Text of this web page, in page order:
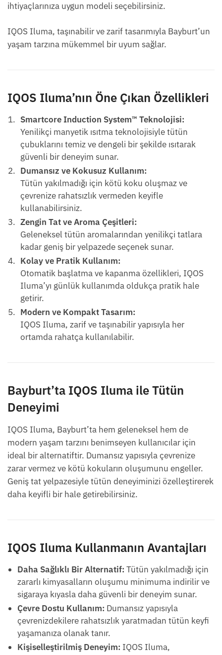
ihtiyaçlarınıza uygun modeli seçebilirsiniz.
IQOS Iluma, taşınabilir ve zarif tasarımıyla Bayburt’un
yaşam tarzına mükemmel bir uyum sağlar.
IQOS Iluma’nın Öne Çıkan Özellikleri
Smartcore Induction System™ Teknolojisi:
Yenilikçi manyetik ısıtma teknolojisiyle tütün
çubuklarını temiz ve dengeli bir şekilde ısıtarak
güvenli bir deneyim sunar.
Dumansız ve Kokusuz Kullanım:
Tütün yakılmadığı için kötü koku oluşmaz ve
çevrenize rahatsızlık vermeden keyifle
kullanabilirsiniz.
Zengin Tat ve Aroma Çeşitleri:
Geleneksel tütün aromalarından yenilikçi tatlara
kadar geniş bir yelpazede seçenek sunar.
Kolay ve Pratik Kullanım:
Otomatik başlatma ve kapanma özellikleri, IQOS
Iluma’yı günlük kullanımda oldukça pratik hale
getirir.
Modern ve Kompakt Tasarım:
IQOS Iluma, zarif ve taşınabilir yapısıyla her
ortamda rahatça kullanılabilir.
Bayburt’ta IQOS Iluma ile Tütün
Deneyimi
IQOS Iluma, Bayburt’ta hem geleneksel hem de
modern yaşam tarzını benimseyen kullanıcılar için
ideal bir alternatiftir. Dumansız yapısıyla çevrenize
zarar vermez ve kötü kokuların oluşumunu engeller.
Geniş tat yelpazesiyle tütün deneyiminizi özelleştirerek
daha keyifli bir hale getirebilirsiniz.
IQOS Iluma Kullanmanın Avantajları
Daha Sağlıklı Bir Alternatif: Tütün yakılmadığı için
zararlı kimyasalların oluşumu minimuma indirilir ve
sigaraya kıyasla daha güvenli bir deneyim sunar.
Çevre Dostu Kullanım: Dumansız yapısıyla
çevrenizdekilere rahatsızlık yaratmadan tütün keyfi
yaşamanıza olanak tanır.
Kişiselleştirilmiş Deneyim: IQOS Iluma,